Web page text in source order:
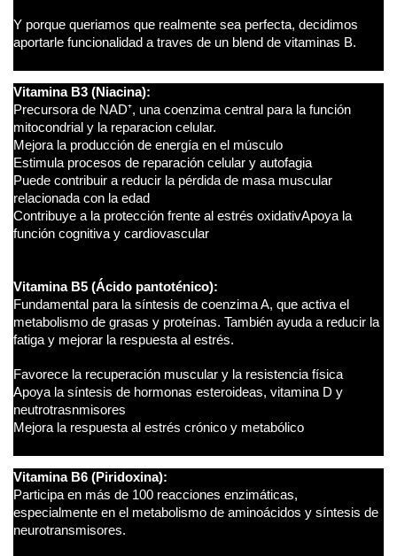
Y porque queriamos que realmente sea perfecta, decidimos
aportarle funcionalidad a traves de un blend de vitaminas B.
Vitamina B3 (Niacina):
Precursora de NAD⁺, una coenzima central para la función
mitocondrial y la reparacion celular.
Mejora la producción de energía en el músculo
Estimula procesos de reparación celular y autofagia
Puede contribuir a reducir la pérdida de masa muscular
relacionada con la edad
Contribuye a la protección frente al estrés oxidativApoya la
función cognitiva y cardiovascular
Vitamina B5 (Ácido pantoténico):
Fundamental para la síntesis de coenzima A, que activa el
metabolismo de grasas y proteínas. También ayuda a reducir la
fatiga y mejorar la respuesta al estrés.
Favorece la recuperación muscular y la resistencia física
Apoya la síntesis de hormonas esteroideas, vitamina D y
neutrotrasnmisores
Mejora la respuesta al estrés crónico y metabólico
Vitamina B6 (Piridoxina):
Participa en más de 100 reacciones enzimáticas,
especialmente en el metabolismo de aminoácidos y síntesis de
neurotransmisores.